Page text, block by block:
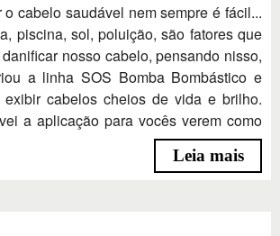
o cabelo saudável nem sempre é fácil...
piscina, sol, poluição, são fatores que
nosso cabelo, pensando nisso,
a linha SOS Bomba Bombástico e
exibir cabelos cheios de vida e brilho.
a aplicação para vocês verem como
Leia mais